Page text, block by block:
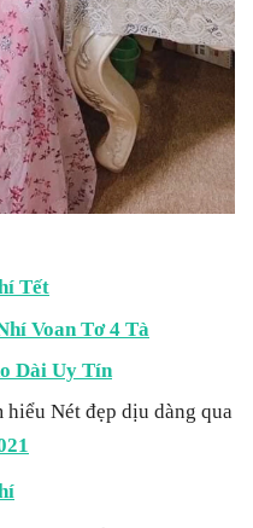
Tết
Voan Tơ 4 Tà
Dài Uy Tín
Nét đẹp dịu dàng qua